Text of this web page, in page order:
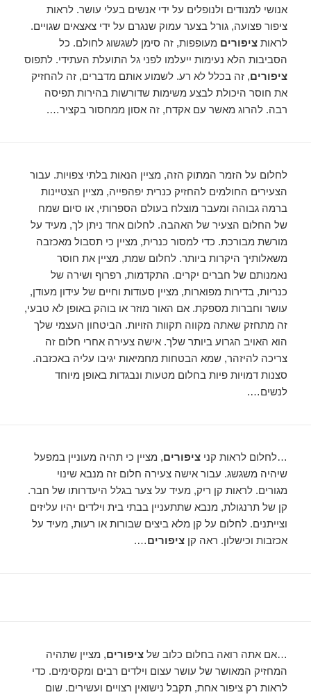
אנושי למנודים ולנופלים על ידי אנשים בעלי עושר. לראות
ציפור פצועה, גורל בצער עמוק שנגרם על ידי צאצאים שגויים.
לראותציפורים מעופפות, זה סימן לשגשוג לחולם. כל
הסביבות הלא נעימות ייעלמו לפני גל התועלת העתידי. לתפוס
ציפורים, זה בכלל לא רע. לשמוע אותם מדברים, זה להחזיק
את חוסר היכולת לבצע משימות שדורשות בהירות תפיסה
רבה. להרוג מאשר עם אקדח, זה אסון ממחסור בקציר….
לחלום על הזמר המתוק הזה, מציין הנאות בלתי צפויות. עבור
הצעירים החולמים להחזיק כנרית יפהפייה, מציין הצטיינות
ברמה גבוהה ומעבר מוצלח בעולם הספרותי, או סיום שמח
של החלום הצעיר של האהבה. לחלום אחד ניתן לך, מעיד על
מורשת מבורכת. כדי למסור כנרית, מציין כי תסבול מאכזבה
משאלותיך היקרות ביותר. לחלום שמת, מציין את חוסר
נאמנותם של חברים יקרים. התקדמות, רפרוף ושירה של
כנריות, בדירות מפוארות, מציין סעודות וחיים של עידון מעודן,
עושר וחברות מספקת. אם האור מוזר או בוהק באופן לא טבעי,
זה מתחזק שאתה מקווה תקוות הזויות. הביטחון העצמי שלך
הוא האויב הגרוע ביותר שלך. אישה צעירה אחרי חלום זה
צריכה להיזהר, שמא הבטחות מחמיאות יגיבו עליה באכזבה.
סצנות דמויות פיות בחלום מטעות ונבגדות באופן מיוחד
לנשים….
…לחלום לראות קניציפורים, מציין כי תהיה מעוניין במפעל
שיהיה משגשג. עבור אישה צעירה חלום זה מנבא שינוי
מגורים. לראות קן ריק, מעיד על צער בגלל היעדרותו של חבר.
קן של תרנגולת, מנבא שתתעניין בבתי בית וילדים יהיו עליזים
וצייתנים. לחלום על קן מלא ביצים שבורות או רעות, מעיד על
אכזבות וכישלון. ראה קןציפורים….
…אם אתה רואה בחלום כלוב שלציפורים, מציין שתהיה
המחזיק המאושר של עושר עצום וילדים רבים ומקסימים. כדי
לראות רק ציפור אחת, תקבל נישואין רצויים ועשירים. שום